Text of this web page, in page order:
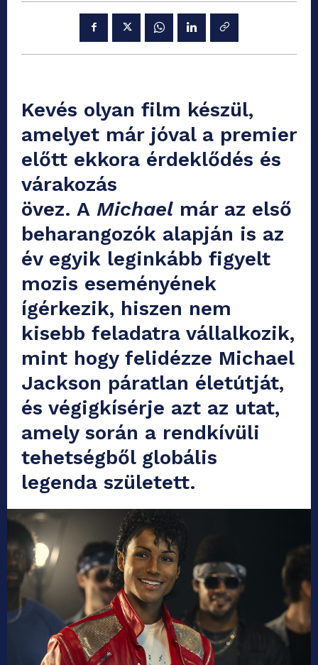
Kevés olyan film készül,
amelyet már jóval a premier
előtt ekkora érdeklődés és
várakozás
övez. A Michael már az első
beharangozók alapján is az
év egyik leginkább figyelt
mozis eseményének
ígérkezik, hiszen nem
kisebb feladatra vállalkozik,
mint hogy felidézze Michael
Jackson páratlan életútját,
és végigkísérje azt az utat,
amely során a rendkívüli
tehetségből globális
legenda született.